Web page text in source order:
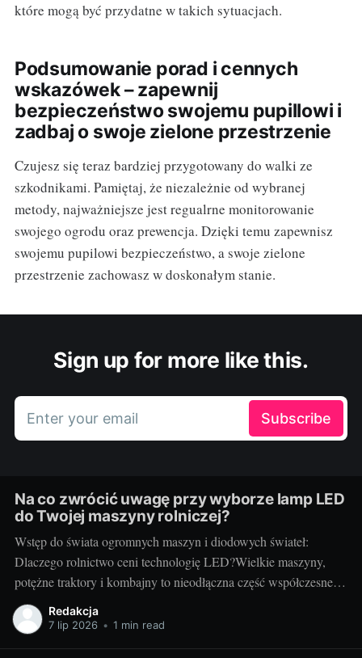
które mogą być przydatne w takich sytuacjach.
Podsumowanie porad i cennych
wskazówek – zapewnij
bezpieczeństwo swojemu pupillowi i
zadbaj o swoje zielone przestrzenie
Czujesz się teraz bardziej przygotowany do walki ze
szkodnikami. Pamiętaj, że niezależnie od wybranej
metody, najważniejsze jest regualrne monitorowanie
swojego ogrodu oraz prewencja. Dzięki temu zapewnisz
swojemu pupilowi bezpieczeństwo, a swoje zielone
przestrzenie zachowasz w doskonałym stanie.
Sign up for more like this.
Enter your email Subscribe
Na co zwrócić uwagę przy wyborze lamp LED
do Twojej maszyny rolniczej?
Wstęp do świata ogromnych maszyn i diodowych świateł:
Dlaczego rolnictwo ceni technologię LED?Wielkie maszyny,
potężne traktory i kombajny to nieodłączna część współczesnego
rolnictwa. Każdy kto prowadzi gospodarstwo wie, jak ważna jest
niezawodność i efektywność sprzętu - tak jak dobrze dobrany
Redakcja
7 lip 2026 • 1 min read